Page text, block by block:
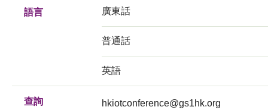
語言 廣東話
普通話
英語
查詢 hkiotconference@gs1hk.org